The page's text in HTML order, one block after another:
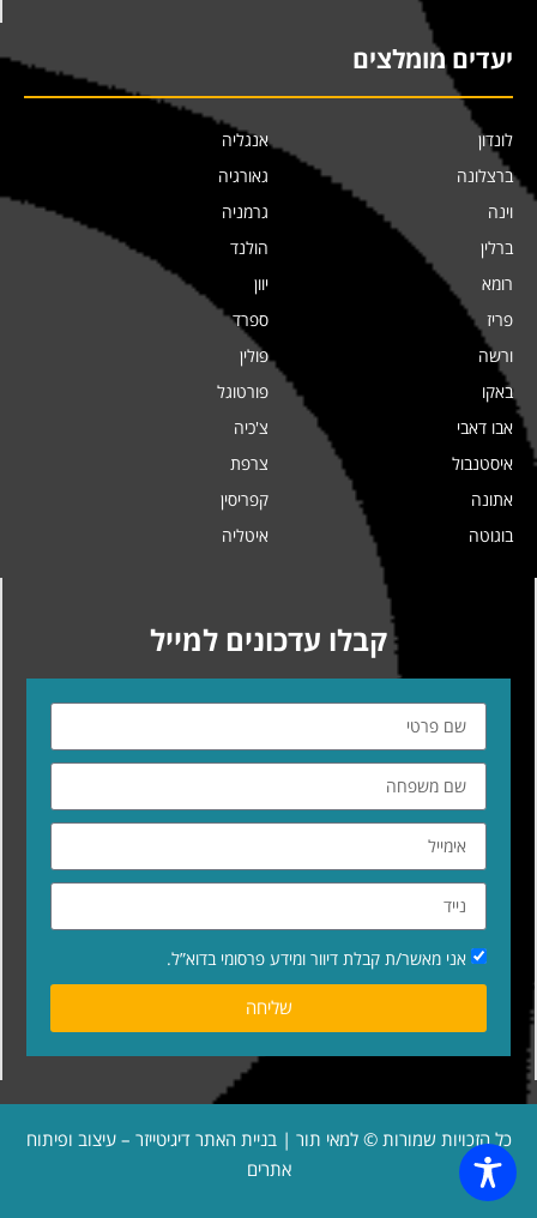
יעדים מומלצים
לונדון
ברצלונה
וינה
ברלין
רומא
פריז
ורשה
באקו
אבו דאבי
איסטנבול
אתונה
בוגוטה
אנגליה
גאורגיה
גרמניה
הולנד
יוון
ספרד
פולין
פורטוגל
צ'כיה
צרפת
קפריסין
איטליה
קבלו עדכונים למייל
אני מאשר/ת קבלת דיוור ומידע פרסומי בדוא”ל.
שליחה
כל הזכויות שמורות © למאי תור | בניית האתר דיגיטייזר – עיצוב ופיתוח
אתרים